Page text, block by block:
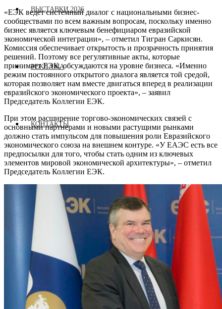
ВЫСТАВКИ 2026
РЕКЛАМА
КОНТАКТЫ
«ЕЭК ведет системный диалог с национальными бизнес-
сообществами по всем важным вопросам, поскольку именно
бизнес является ключевым бенефициаром евразийской
экономической интеграции», – отметил Тигран Саркисян.
Комиссия обеспечивает открытость и прозрачность принятия
решений. Поэтому все регулятивные акты, которые
принимает ЕЭК, обсуждаются на уровне бизнеса. «Именно
режим постоянного открытого диалога является той средой,
которая позволяет нам вместе двигаться вперед в реализации
евразийского экономического проекта», – заявил
Председатель Коллегии ЕЭК.
При этом расширение торгово-экономических связей с
основными партнерами и новыми растущими рынками
должно стать импульсом для повышения роли Евразийского
экономического союза на внешнем контуре. «У ЕАЭС есть все
предпосылки для того, чтобы стать одним из ключевых
элементов мировой экономической архитектуры», – отметил
Председатель Коллегии ЕЭК.